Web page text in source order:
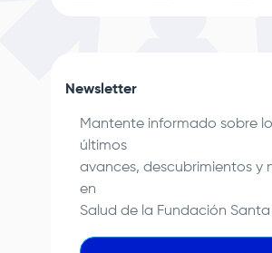
Newsletter
Mantente informado sobre
últimos
avances, descubrimientos y
en
Salud de la Fundación Santa